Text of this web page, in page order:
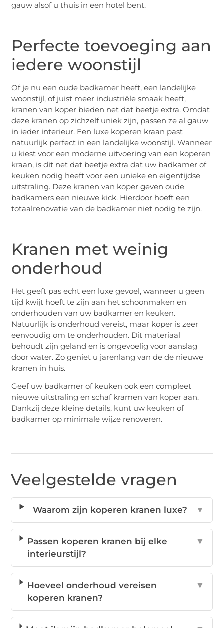
gauw alsof u thuis in een hotel bent.
Perfecte toevoeging aan
iedere woonstijl
Of je nu een oude badkamer heeft, een landelijke
woonstijl, of juist meer industriële smaak heeft,
kranen van koper bieden net dat beetje extra. Omdat
deze kranen op zichzelf uniek zijn, passen ze al gauw
in ieder interieur. Een luxe koperen kraan past
natuurlijk perfect in een landelijke woonstijl. Wanneer
u kiest voor een moderne uitvoering van een koperen
kraan, is dit net dat beetje extra dat uw badkamer of
keuken nodig heeft voor een unieke en eigentijdse
uitstraling. Deze kranen van koper geven oude
badkamers een nieuwe kick. Hierdoor hoeft een
totaalrenovatie van de badkamer niet nodig te zijn.
Kranen met weinig
onderhoud
Het geeft pas echt een luxe gevoel, wanneer u geen
tijd kwijt hoeft te zijn aan het schoonmaken en
onderhouden van uw badkamer en keuken.
Natuurlijk is onderhoud vereist, maar koper is zeer
eenvoudig om te onderhouden. Dit materiaal
behoudt zijn geland en is ongevoelig voor aanslag
door water. Zo geniet u jarenlang van de de nieuwe
kranen in huis.
Geef uw badkamer of keuken ook een compleet
nieuwe uitstraling en schaf kramen van koper aan.
Dankzij deze kleine details, kunt uw keuken of
badkamer op minimale wijze renoveren.
Veelgestelde vragen
Waarom zijn koperen kranen luxe? ▼
Passen koperen kranen bij elke
interieurstijl?
▼
Hoeveel onderhoud vereisen
koperen kranen?
▼